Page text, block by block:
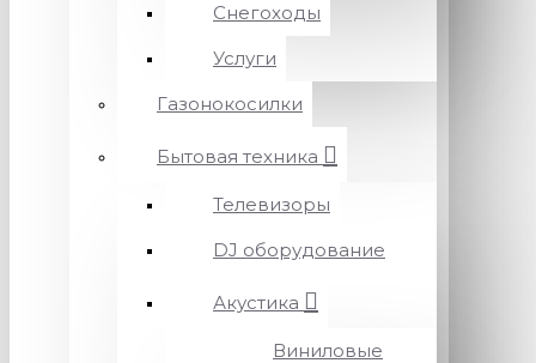
Снегоходы
Услуги
Газонокосилки
Бытовая техника
Телевизоры
DJ оборудование
Акустика
Виниловые